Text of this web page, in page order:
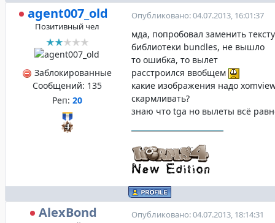
agent007_old
Позитивный чел
Заблокированные
Сообщений: 135
Реп: 20
Опубликовано: 04.07.2013, 16:01:37
мда, попробовал заменить
библиотеки bundles, не вышло
то ошибка, то вылет
расстроился ввобщем
какие изображения надо
скармливать?
знаю что tga но вылеты всё
AlexBond Опубликовано: 04.07.2013, 18:14:31